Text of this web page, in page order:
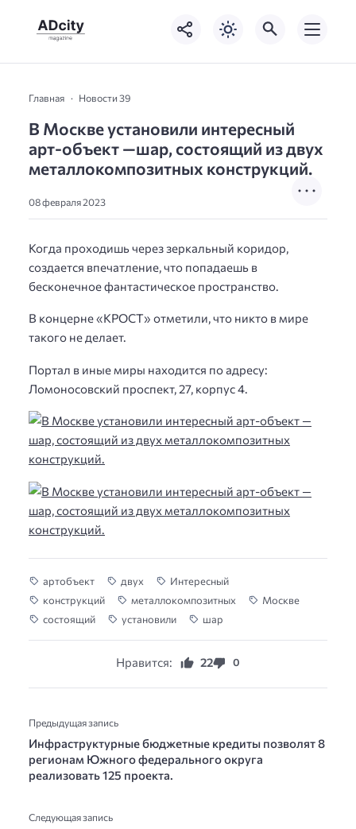
Главная Новости 39
В Москве установили интересный
арт-объект —шар, состоящий из двух
металлокомпозитных конструкций.
08 февраля 2023
Когда проходишь через зеркальный коридор,
создается впечатление, что попадаешь в
бесконечное фантастическое пространство.
В концерне «КРОСТ» отметили, что никто в мире
такого не делает.
Портал в иные миры находится по адресу:
Ломоносовский проспект, 27, корпус 4.
артобъект двух
Интересный
конструкций
металлокомпозитных
Москве
состоящий
установили шар
Нравится: 22 0
Предыдущая запись
Инфраструктурные бюджетные кредиты позволят 8
регионам Южного федерального округа
реализовать 125 проекта.
Следующая запись